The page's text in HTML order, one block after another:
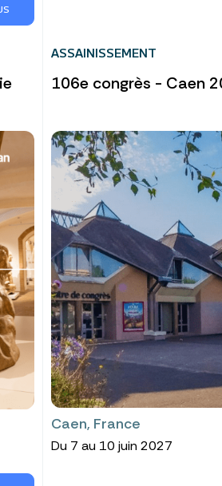
ASSAINISSEMENT
106e congrès - Caen
Caen, France
Du 7 au 10 juin 2027